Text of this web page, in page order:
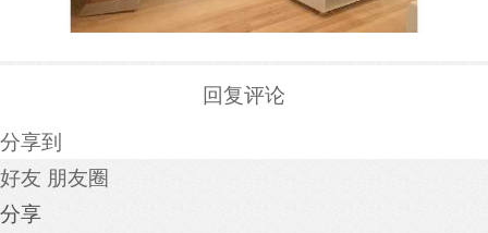
回复评论
分享到
好友 朋友圈
分享